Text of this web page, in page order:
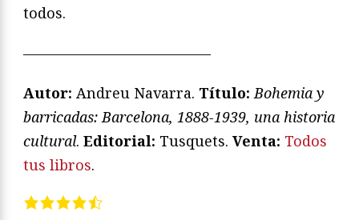
todos.
—————————————
Autor: Andreu Navarra. Título:Bohemia y
barricadas: Barcelona, 1888-1939, una historia
cultural. Editorial: Tusquets. Venta: Todos
tus libros.